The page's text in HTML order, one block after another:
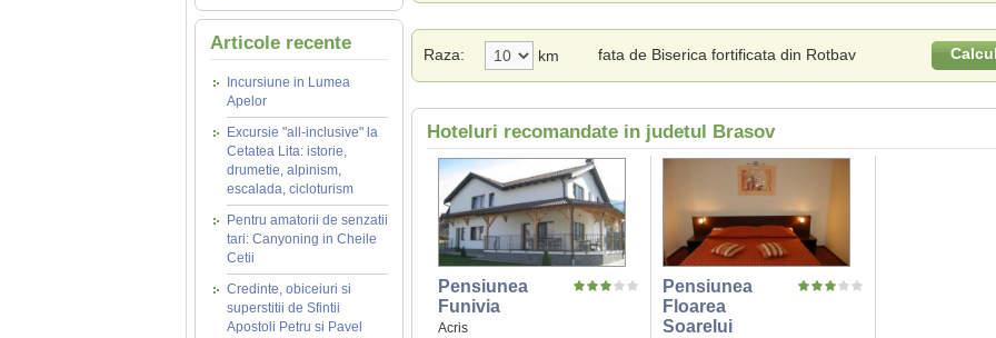
Articole recente
Incursiune in Lumea
Apelor
Excursie "all-inclusive" la
Cetatea Lita: istorie,
drumetie, alpinism,
escalada, cicloturism
Pentru amatorii de senzatii
tari: Canyoning in Cheile
Cetii
Credinte, obiceiuri si
superstitii de Sfintii
Apostoli Petru si Pavel
Raza: km fata de Biserica fortificata din Rotbav
Hoteluri recomandate in judetul Brasov
Pensiunea
Funivia
Acris
Pensiunea
Floarea
Soarelui